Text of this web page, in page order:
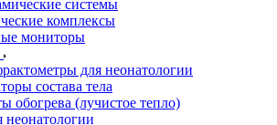
системы
комплексы
мониторы
для неонатологии
состава тела
обогрева (лучистое тепло)